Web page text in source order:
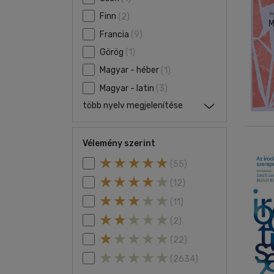
Finn (2)
Francia (9)
Görög (1)
Magyar - héber (1)
Magyar - latin (3)
több nyelv megjelenítése
Vélemény szerint
(55)
(12)
(11)
(2)
(22)
(2634)